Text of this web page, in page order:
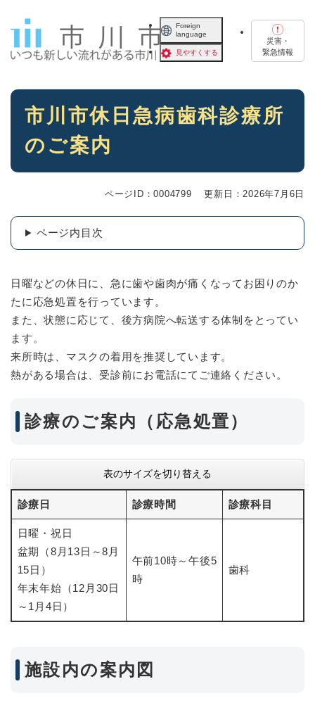
Foreign
language
見やすくする
災害・
緊急情報
本
市川市休日急病歯科診療所
のご案内
ページID：0004799 更新日：2026年7月6日
ページ内目次
日曜などの休日に、急に歯や歯肉が痛くなってお困りのか
たに応急処置を行っています。
また、状態に応じて、後方病院へ転送する体制をとってい
ます。
来所時は、マスクの着用を推奨しています。
熱がある場合は、受診前にお電話にてご連絡ください。
診療のご案内（応急処置）
表のサイズを切り替える
診療日 診療時間 診療科目
日曜・祝日
盆期（8月13日～8月
15日）
年末年始（12月30日
～1月4日）
午前10時～午後5
時
歯科
施設内の案内図